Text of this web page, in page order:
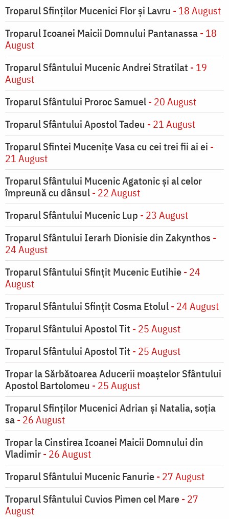
Troparul Sfinţilor Mucenici Flor şi Lavru - 18 August
Troparul Icoanei Maicii Domnului Pantanassa- 18
August
Troparul Sfântului Mucenic Andrei Stratilat - 19
August
Troparul Sfântului Proroc Samuel- 20 August
Troparul Sfântului Apostol Tadeu - 21 August
Troparul Sfintei Muceniţe Vasa cu cei trei fii ai ei -
21 August
Troparul Sfântului Mucenic Agatonic şi al celor
împreună cu dânsul- 22 August
Troparul Sfântului Mucenic Lup - 23 August
Troparul Sfântului Ierarh Dionisie din Zakynthos -
24 August
Troparul Sfântului Sfinţit Mucenic Eutihie- 24
August
Troparul Sfântului Sfinţit Cosma Etolul- 24 August
Troparul Sfântului Apostol Tit - 25 August
Troparul Sfântului Apostol Tit - 25 August
Tropar la Sărbătoarea Aducerii moaştelor Sfântului
Apostol Bartolomeu - 25 August
Troparul Sfinţilor Mucenici Adrian şi Natalia, soţia
sa- 26 August
Tropar la Cinstirea Icoanei Maicii Domnului din
Vladimir- 26 August
Troparul Sfântului Mucenic Fanurie- 27 August
Troparul Sfântului Cuvios Pimen cel Mare- 27
August